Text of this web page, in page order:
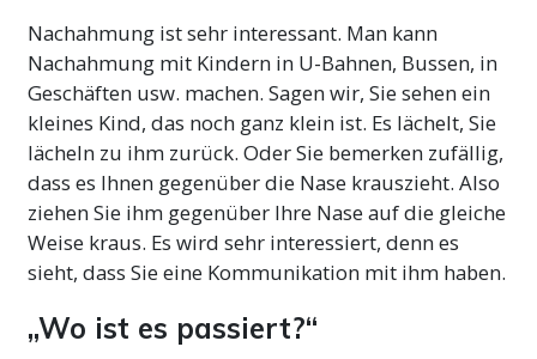
Nachahmung ist sehr interessant. Man kann
Nachahmung mit Kindern in U-Bahnen, Bussen, in
Geschäften usw. machen. Sagen wir, Sie sehen ein
kleines Kind, das noch ganz klein ist. Es lächelt, Sie
lächeln zu ihm zurück. Oder Sie bemerken zufällig,
dass es Ihnen gegenüber die Nase krauszieht. Also
ziehen Sie ihm gegenüber Ihre Nase auf die gleiche
Weise kraus. Es wird sehr interessiert, denn es
sieht, dass Sie eine Kommunikation mit ihm haben.
„Wo ist es passiert?“